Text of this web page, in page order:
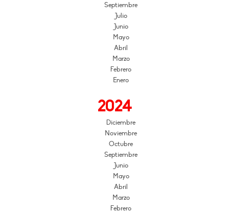
Septiembre
Julio
Junio
Mayo
Abril
Marzo
Febrero
Enero
2024
Diciembre
Noviembre
Octubre
Septiembre
Junio
Mayo
Abril
Marzo
Febrero